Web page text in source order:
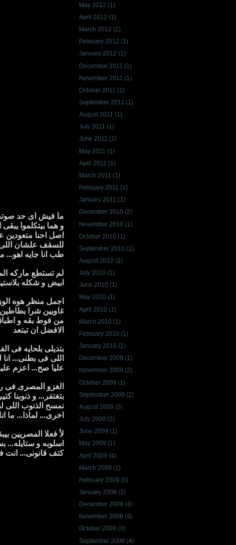
ما فيش اى حد
و هما بيتكلموا
اصل احنا
للسقف علشان اللى
طب انا جايه اهو...
لم تستطع ماركه
ابيض و شكله
اجمل منظر هوه
غاويين شرا
من فوط بقه و
الافضل ان تبتعد
بتديلى بلحايه
اللى فى بطنى...
عليا صح... اعزم
الغزو المصرى
بتغتفر... و ذنوبنا
نمسح الذنوب اللى
اخرى... لماذا... ما
لأ فعلا المصريين
اسلوبه و
كتف قانونى...
May 2012 (1)
April 2012 (1)
March 2012 (1)
February 2012 (1)
January 2012 (1)
December 2011 (1)
November 2011 (1)
October 2011 (1)
September 2011 (1)
August 2011 (1)
July 2011 (1)
June 2011 (1)
May 2011 (1)
April 2011 (1)
March 2011 (1)
February 2011 (1)
January 2011 (1)
December 2010 (2)
November 2010 (1)
October 2010 (1)
September 2010 (1)
August 2010 (2)
July 2010 (1)
June 2010 (1)
May 2010 (1)
April 2010 (1)
March 2010 (1)
February 2010 (1)
January 2010 (1)
December 2009 (1)
November 2009 (2)
October 2009 (1)
September 2009 (2)
August 2009 (3)
July 2009 (2)
June 2009 (1)
May 2009 (1)
April 2009 (4)
March 2009 (1)
February 2009 (5)
January 2009 (2)
December 2008 (4)
November 2008 (3)
October 2008 (3)
September 2008 (4)